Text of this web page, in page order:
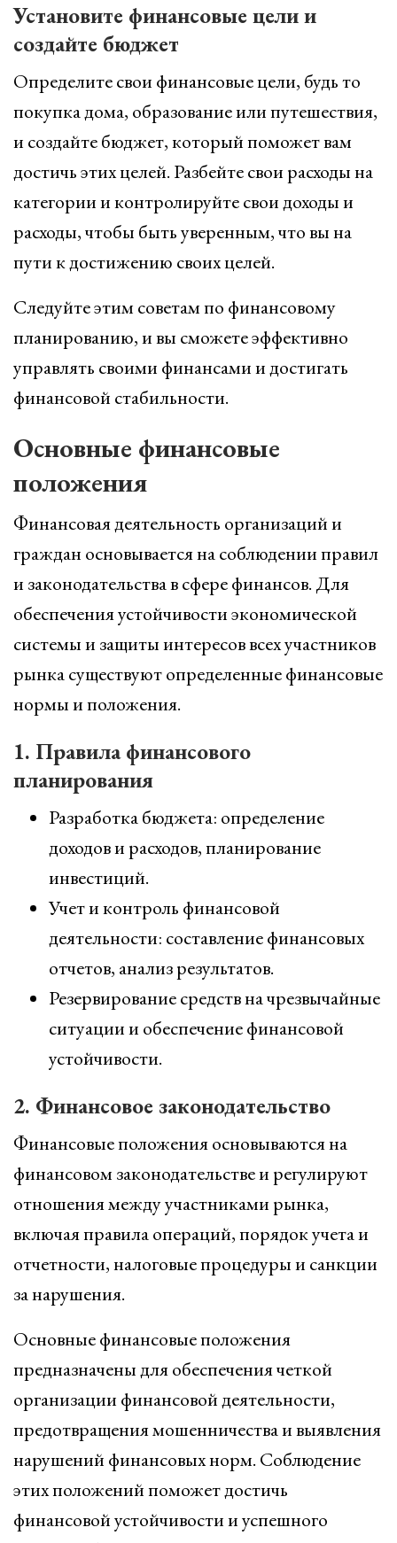
Установите финансовые цели и
создайте бюджет
Определите свои финансовые цели, будь то
покупка дома, образование или путешествия,
и создайте бюджет, который поможет вам
достичь этих целей. Разбейте свои расходы на
категории и контролируйте свои доходы и
расходы, чтобы быть уверенным, что вы на
пути к достижению своих целей.
Следуйте этим советам по финансовому
планированию, и вы сможете эффективно
управлять своими финансами и достигать
финансовой стабильности.
Основные финансовые
положения
Финансовая деятельность организаций и
граждан основывается на соблюдении правил
и законодательства в сфере финансов. Для
обеспечения устойчивости экономической
системы и защиты интересов всех участников
рынка существуют определенные финансовые
нормы и положения.
1. Правила финансового
планирования
Разработка бюджета: определение
доходов и расходов, планирование
инвестиций.
Учет и контроль финансовой
деятельности: составление финансовых
отчетов, анализ результатов.
Резервирование средств на чрезвычайные
ситуации и обеспечение финансовой
устойчивости.
2. Финансовое законодательство
Финансовые положения основываются на
финансовом законодательстве и регулируют
отношения между участниками рынка,
включая правила операций, порядок учета и
отчетности, налоговые процедуры и санкции
за нарушения.
Основные финансовые положения
предназначены для обеспечения четкой
организации финансовой деятельности,
предотвращения мошенничества и выявления
нарушений финансовых норм. Соблюдение
этих положений поможет достичь
финансовой устойчивости и успешного